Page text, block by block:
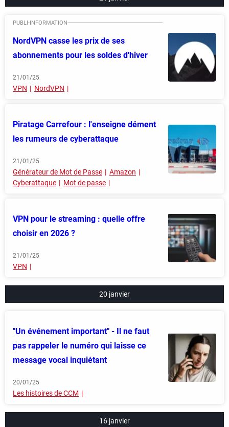
NordVPN casse les prix de ses
abonnements pour les soldes d'hiver
21/01/25
VPN NordVPN
Piratage Carrefour : l'enseigne dément
les rumeurs de cyberattaque
21/01/25
Générateur de Mot de Passe
Amazon
Cyberattaque
Mot de passe
VPN pour le streaming : quelle offre
choisir en 2026 ?
21/01/25
VPN
20 janvier
"Un événement important" - Il ne faut
pas rappeler le numéro qui laisse ce
message vocal inquiétant
20/01/25
Les histoires de CCM
16 janvier